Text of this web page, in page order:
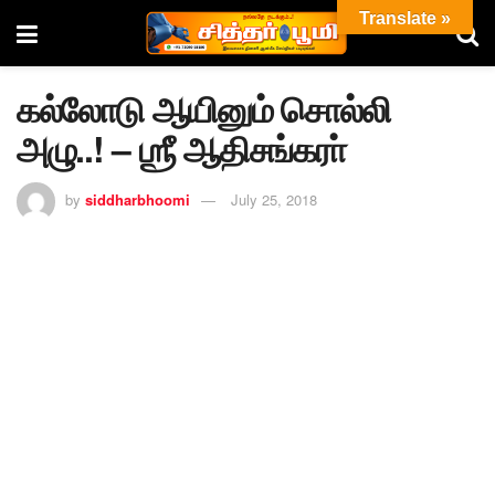
கல்லோடு ஆயினும் சொல்லி
அழு..! – ஶ்ரீ ஆதிசங்கரா்
by siddharbhoomi July 25, 2018
Translate »